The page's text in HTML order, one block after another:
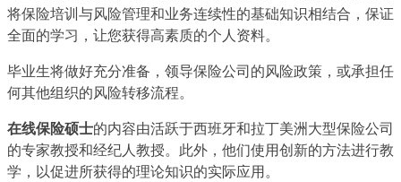
将保险培训与风险管理和业务连续性的基础知识相结合，保证
全面的学习，让您获得高素质的个人资料。
毕业生将做好充分准备，领导保险公司的风险政策，或承担任
何其他组织的风险转移流程。
在线保险硕士的内容由活跃于西班牙和拉丁美洲大型保险公司
的专家教授和经纪人教授。此外，他们使用创新的方法进行教
学，以促进所获得的理论知识的实际应用。